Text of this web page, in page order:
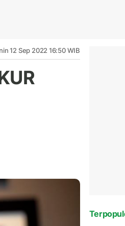
12 Sep 2022 16:50 WIB